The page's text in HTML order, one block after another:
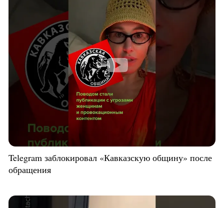
Telegram заблокировал «Кавказскую общину» после
обращения